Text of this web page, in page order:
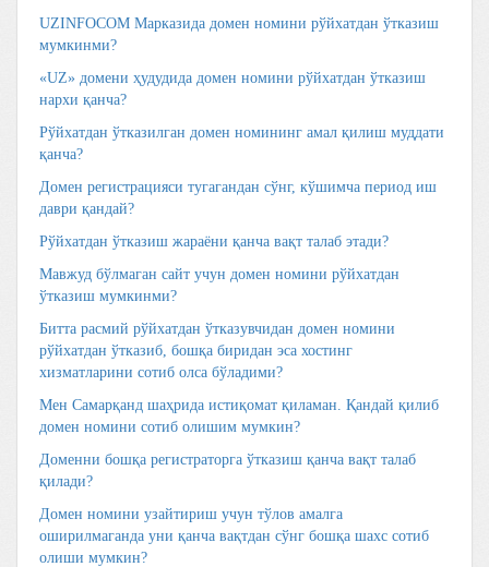
UZINFOCOM Марказида домен номини рўйхатдан ўтказиш
мумкинми?
«UZ» домени ҳудудида домен номини рўйхатдан ўтказиш
нархи қанча?
Рўйхатдан ўтказилган домен номининг амал қилиш муддати
қанча?
Домен регистрацияси тугагандан сўнг, кўшимча период иш
даври қандай?
Рўйхатдан ўтказиш жараёни қанча вақт талаб этади?
Мавжуд бўлмаган сайт учун домен номини рўйхатдан
ўтказиш мумкинми?
Битта расмий рўйхатдан ўтказувчидан домен номини
рўйхатдан ўтказиб, бошқа биридан эса хостинг
хизматларини сотиб олса бўладими?
Мен Самарқанд шаҳрида истиқомат қиламан. Қандай қилиб
домен номини сотиб олишим мумкин?
Доменни бошқа регистраторга ўтказиш қанча вақт талаб
қилади?
Домен номини узайтириш учун тўлов амалга
оширилмаганда уни қанча вақтдан сўнг бошқа шахс сотиб
олиши мумкин?